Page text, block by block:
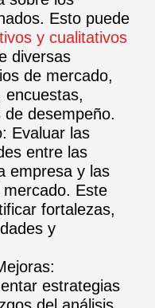
Esto puede
y cualitativos
diversas
de mercado,
encuestas,
desempeño.
Evaluar las
entre las
empresa y las
Este
fortalezas,
y
estrategias
del análisis